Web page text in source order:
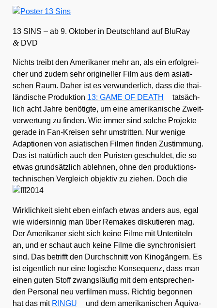
13 SINS – ab 9. Okto­ber in Deutsch­land auf Blu­Ray
& DVD
Nichts treibt den Ame­ri­ka­ner mehr an, als ein erfolg­rei­
cher und zudem sehr ori­gi­nel­ler Film aus dem asia­ti­
schen Raum. Daher ist es ver­wun­der­lich, dass die thai­
län­di­sche Pro­duk­ti­on 13: GAME OF DEATH
tat­säch­
lich acht Jah­re benö­tig­te, um eine ame­ri­ka­ni­sche Zweit­
ver­wer­tung zu fin­den. Wie immer sind sol­che Pro­jek­te
gera­de in Fan-Krei­sen sehr umstrit­ten. Nur weni­ge
Adap­tio­nen von asia­ti­schen Fil­men fin­den Zustim­mung.
Das ist natür­lich auch den Puris­ten geschul­det, die so
etwas grund­sätz­lich ableh­nen, ohne den pro­duk­ti­ons­
tech­ni­schen Ver­gleich objek­tiv zu zie­hen. Doch die
Wirk­lich­keit sieht eben ein­fach etwas anders aus, egal
wie wider­sin­nig man über Remakes dis­ku­tie­ren mag.
Der Ame­ri­ka­ner sieht sich kei­ne Fil­me mit Unter­ti­teln
an, und er schaut auch kei­ne Fil­me die syn­chro­ni­siert
sind. Das betrifft den Durch­schnitt von Kino­gän­gern. Es
ist eigent­lich nur eine logi­sche Kon­se­quenz, dass man
einen guten Stoff zwangs­läu­fig mit dem ent­spre­chen­
den Per­so­nal neu ver­fil­men muss. Rich­tig begon­nen
hat das mit RINGU
und dem ame­ri­ka­ni­schen Äqui­va­